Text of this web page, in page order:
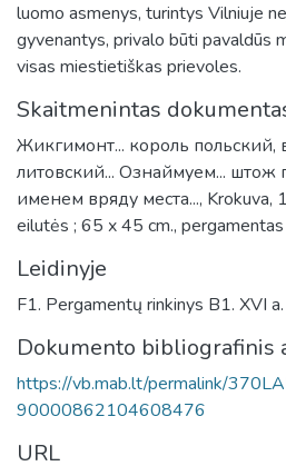
luomo asmenys, turintys Vilniuje
gyvenantys, privalo būti pavaldūs
visas miestietiškas prievoles.
Skaitmenintas
Жикгимонт... король польский,
литовский... Ознаймуем...
именем вряду места...,
eilutės ; 65 x 45 cm., pergamentas
Leidinyje
F1. Pergamentų rinkinys B1. XVI a.
Dokumento bibliografinis
https://vb.mab.lt/permalink/
90000862104608476
URL